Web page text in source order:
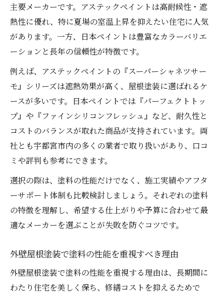
主要メーカーです。アステックペイントは高耐候性・遮
熱性に優れ、特に夏場の室温上昇を抑えたい住宅に人気
があります。一方、日本ペイントは豊富なカラーバリエ
ーションと長年の信頼性が特徴です。
例えば、アステックペイントの『スーパーシャネツサー
モ』シリーズは遮熱効果が高く、屋根塗装に選ばれるケ
ースが多いです。日本ペイントでは『パーフェクトトッ
プ』や『ファインシリコンフレッシュ』など、耐久性と
コストのバランスが取れた商品が支持されています。両
社とも宇都宮市内の多くの業者で取り扱いがあり、口コ
ミや評判も参考にできます。
選択の際は、塗料の性能だけでなく、施工実績やアフタ
ーサポート体制も比較検討しましょう。それぞれの塗料
の特徴を理解し、希望する仕上がりや予算に合わせて最
適なメーカーを選ぶことが失敗を防ぐコツです。
外壁屋根塗装で塗料の性能を重視すべき理由
外壁屋根塗装で塗料の性能を重視する理由は、長期間に
わたり住宅を美しく保ち、修繕コストを抑えるためで